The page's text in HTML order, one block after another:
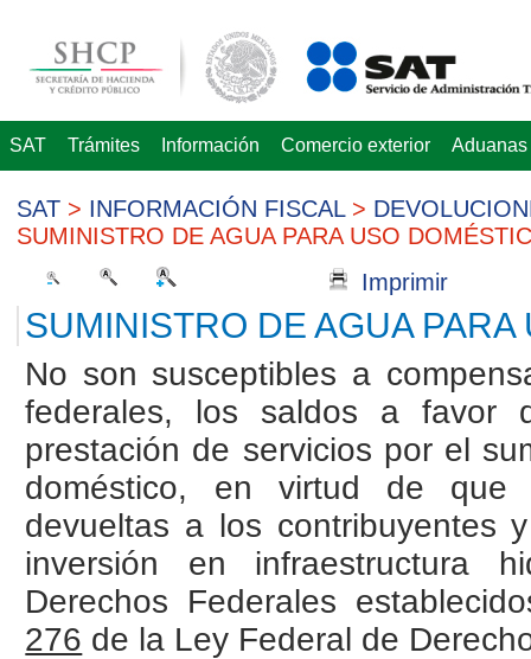
SAT Trámites Información Comercio exterior Aduanas
SAT > INFORMACIÓN FISCAL>
SUMINISTRO DE AGUA PARA USO
Imprimir
SUMINISTRO DE AGUA
No son susceptibles a
federales, los saldos a favor
prestación de servicios por el
doméstico, en virtud de
devueltas a los contribuyentes
inversión en infraestructura
Derechos Federales
276 de la Ley Federal de